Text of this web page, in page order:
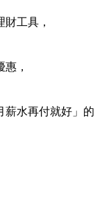
工具，
，
薪水再付就好」的